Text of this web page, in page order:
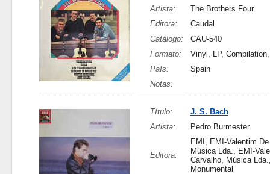
Artista:
The Brothers Four
Editora:
Caudal
Catálogo:
CAU-540
Formato:
Vinyl, LP,
País:
Spain
Notas:
Título:
J. S. Bach
Artista:
Pedro Burmester
Editora:
EMI, EMI-Valentim
Música Lda., EMI-
Carvalho, Música
Monumental